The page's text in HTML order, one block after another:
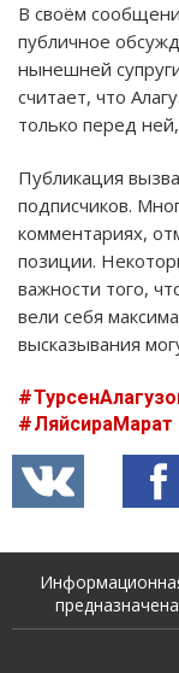
В своём
публичное
нынешней
считает, что
только перед
Публикация
подписчиков.
комментариях,
позиции.
важности того,
вели себя
высказывания
ЛяйсираМарат